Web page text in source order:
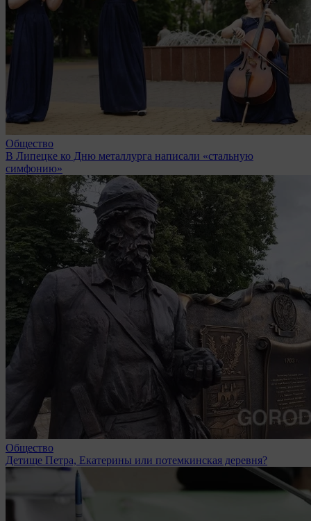
Общество
В Липецке ко Дню металлурга написали «стальную
симфонию»
Общество
Детище Петра, Екатерины или потемкинская деревня?